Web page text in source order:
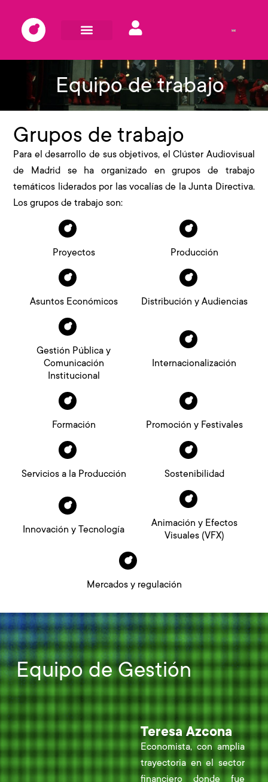
Equipo de trabajo
Grupos de trabajo
Para el desarrollo de sus objetivos, el Clúster Audiovisual
de Madrid se ha organizado en grupos de trabajo
temáticos liderados por las vocalías de la Junta Directiva.
Los grupos de trabajo son:
Proyectos Producción
Asuntos Económicos Distribución y Audiencias
Gestión Pública y
Comunicación
Institucional
Internacionalización
Formación Promoción y Festivales
Servicios a la Producción Sostenibilidad
Innovación y Tecnología
Animación y Efectos
Visuales (VFX)
Mercados y regulación
Equipo de Gestión
Teresa Azcona
Economista, con amplia
trayectoria en el sector
financiero donde fue